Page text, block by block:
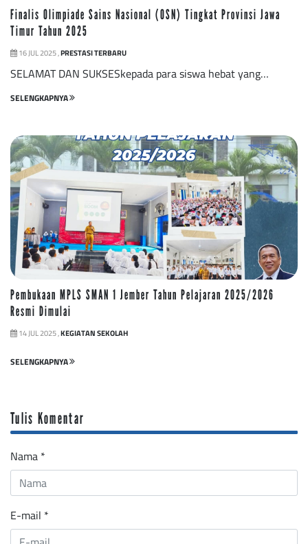
Finalis Olimpiade Sains Nasional (OSN) Tingkat Provinsi Jawa
Timur Tahun 2025
16 JUL 2025 ,PRESTASI TERBARU
SELAMAT DAN SUKSESkepada para siswa hebat yang…
SELENGKAPNYA
Pembukaan MPLS SMAN 1 Jember Tahun Pelajaran 2025/2026
Resmi Dimulai
14 JUL 2025 ,KEGIATAN SEKOLAH
SELENGKAPNYA
Tulis Komentar
Nama *
E-mail *